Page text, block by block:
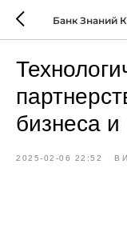
Банк Знаний
бизнеса
2025-02-06 22:52